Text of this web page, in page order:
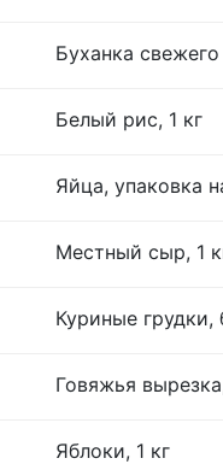
Буханка
Белый рис, 1 кг
Яйца, упаковка
Местный сыр, 1
Куриные грудки,
Говяжья
Яблоки, 1 кг